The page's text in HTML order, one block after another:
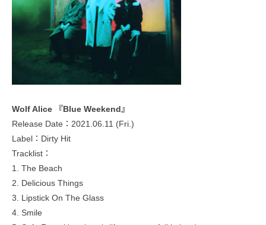
Wolf Alice 『Blue Weekend』
Release Date：2021.06.11 (Fri.)
Label：Dirty Hit
Tracklist：
1. The Beach
2. Delicious Things
3. Lipstick On The Glass
4. Smile